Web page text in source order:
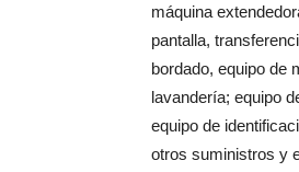
máquina
pantalla,
bordado, equipo de
lavandería; equipo
equipo de
otros suministros y